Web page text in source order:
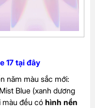
17 tại đây
năm màu sắc mới:
Blue (xanh dương
màu đều có hình nền